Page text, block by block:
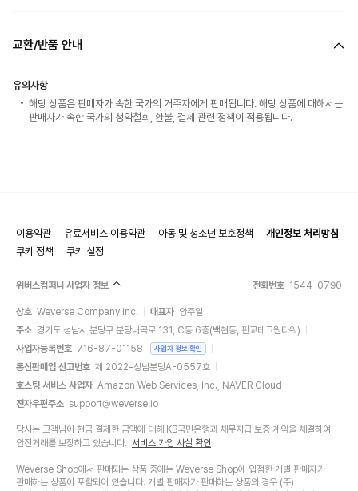
교환/반품 안내
유의사항
해당 상품은 판매자가 속한 국가의 거주자에게 판매됩니다. 해당 상품에 대해서는
판매자가 속한 국가의 청약철회, 환불, 결제 관련 정책이 적용됩니다.
이용약관 유료서비스 이용약관 아동 및 청소년 보호정책
개인정보 처리방침
쿠키 정책
쿠키 설정
위버스컴퍼니 사업자 정보 전화번호 1544-0790
상호 Weverse Company Inc. 대표자 양주일
주소 경기도 성남시 분당구 분당내곡로 131, C동 6층(백현동, 판교테크원타워)
사업자등록번호 716-87-01158 사업자 정보 확인
통신판매업 신고번호 제 2022-성남분당A-0557호
호스팅 서비스 사업자 Amazon Web Services, Inc., NAVER Cloud
전자우편주소 support@weverse.io
당사는 고객님이 현금 결제한 금액에 대해 KB국민은행과 채무지급 보증 계약을 체결하여
안전거래를 보장하고 있습니다. 서비스 가입 사실 확인
Weverse Shop에서 판매되는 상품 중에는 Weverse Shop에 입점한 개별 판매자가
판매하는 상품이 포함되어 있습니다. 개별 판매자가 판매하는 상품의 경우 (주)